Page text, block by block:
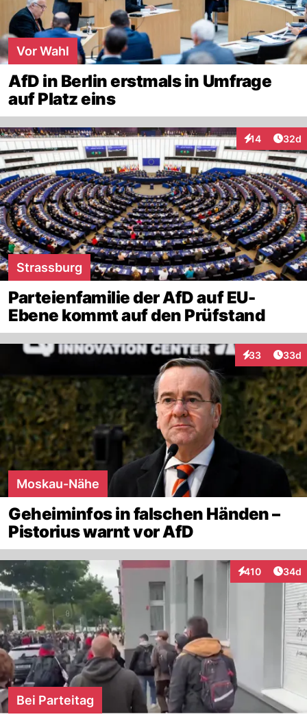
Vor Wahl
AfD in Berlin erstmals in Umfrage
auf Platz eins
14
Interaktionen
32d
Strassburg
Parteienfamilie der AfD auf EU-
Ebene kommt auf den Prüfstand
33
Interaktionen
33d
Moskau-Nähe
Geheiminfos in falschen Händen –
Pistorius warnt vor AfD
410
Interaktionen
34d
Bei Parteitag